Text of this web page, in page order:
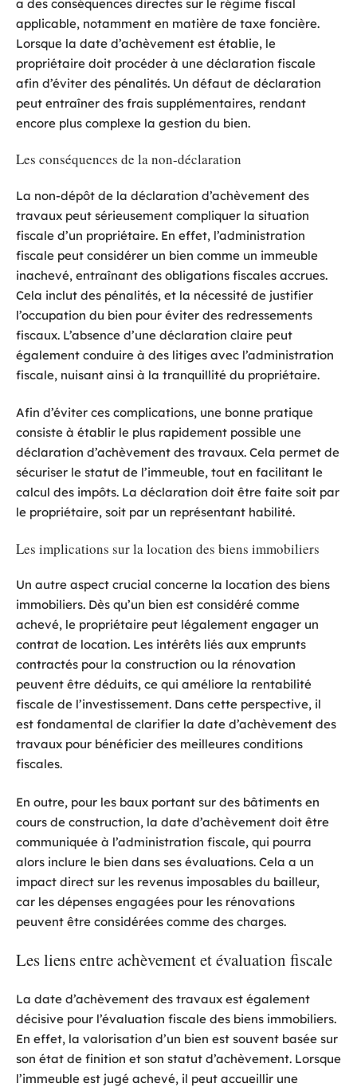
a des conséquences directes sur le régime fiscal
applicable, notamment en matière de taxe foncière.
Lorsque la date d’achèvement est établie, le
propriétaire doit procéder à une déclaration fiscale
afin d’éviter des pénalités. Un défaut de déclaration
peut entraîner des frais supplémentaires, rendant
encore plus complexe la gestion du bien.
Les conséquences de la non-déclaration
La non-dépôt de la déclaration d’achèvement des
travaux peut sérieusement compliquer la situation
fiscale d’un propriétaire. En effet, l’administration
fiscale peut considérer un bien comme un immeuble
inachevé, entraînant des obligations fiscales accrues.
Cela inclut des pénalités, et la nécessité de justifier
l’occupation du bien pour éviter des redressements
fiscaux. L’absence d’une déclaration claire peut
également conduire à des litiges avec l’administration
fiscale, nuisant ainsi à la tranquillité du propriétaire.
Afin d’éviter ces complications, une bonne pratique
consiste à établir le plus rapidement possible une
déclaration d’achèvement des travaux. Cela permet de
sécuriser le statut de l’immeuble, tout en facilitant le
calcul des impôts. La déclaration doit être faite soit par
le propriétaire, soit par un représentant habilité.
Les implications sur la location des biens immobiliers
Un autre aspect crucial concerne la location des biens
immobiliers. Dès qu’un bien est considéré comme
achevé, le propriétaire peut légalement engager un
contrat de location. Les intérêts liés aux emprunts
contractés pour la construction ou la rénovation
peuvent être déduits, ce qui améliore la rentabilité
fiscale de l’investissement. Dans cette perspective, il
est fondamental de clarifier la date d’achèvement des
travaux pour bénéficier des meilleures conditions
fiscales.
En outre, pour les baux portant sur des bâtiments en
cours de construction, la date d’achèvement doit être
communiquée à l’administration fiscale, qui pourra
alors inclure le bien dans ses évaluations. Cela a un
impact direct sur les revenus imposables du bailleur,
car les dépenses engagées pour les rénovations
peuvent être considérées comme des charges.
Les liens entre achèvement et évaluation fiscale
La date d’achèvement des travaux est également
décisive pour l’évaluation fiscale des biens immobiliers.
En effet, la valorisation d’un bien est souvent basée sur
son état de finition et son statut d’achèvement. Lorsque
l’immeuble est jugé achevé, il peut accueillir une